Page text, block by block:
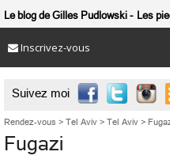
Le blog de Gilles Pudlowski Les
Inscrivez-vous
Suivez moi
Rendez-vous > Tel Aviv > Tel Aviv >
Fugazi